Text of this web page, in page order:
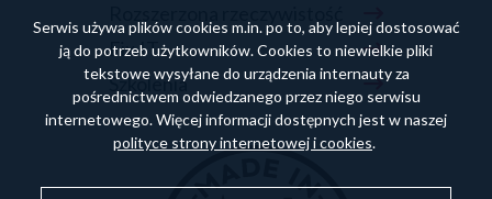
Fix.IT
Szkolenia
Serwis używa plików cookies m.in. po to, aby lepiej dostosować
ją do potrzeb użytkowników. Cookies to niewielkie pliki
tekstowe wysyłane do urządzenia internauty za
pośrednictwem odwiedzanego przez niego serwisu
internetowego. Więcej informacji dostępnych jest w naszej
polityce strony internetowej i cookies.